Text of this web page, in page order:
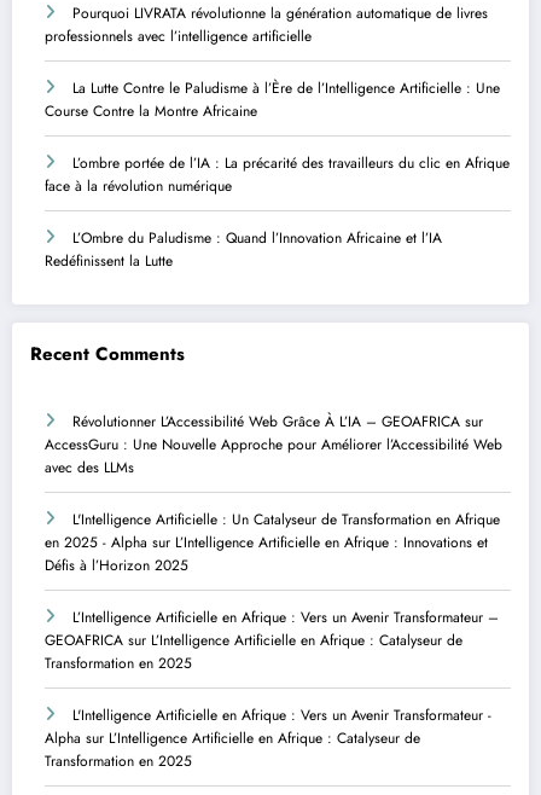
Pourquoi LIVRATA révolutionne la génération automatique de livres
professionnels avec l’intelligence artificielle
La Lutte Contre le Paludisme à l’Ère de l’Intelligence Artificielle : Une
Course Contre la Montre Africaine
L’ombre portée de l’IA : La précarité des travailleurs du clic en Afrique
face à la révolution numérique
L’Ombre du Paludisme : Quand l’Innovation Africaine et l’IA
Redéfinissent la Lutte
Recent Comments
Révolutionner L’Accessibilité Web Grâce À L’IA – GEOAFRICA sur
AccessGuru : Une Nouvelle Approche pour Améliorer l’Accessibilité Web
avec des LLMs
L'Intelligence Artificielle : Un Catalyseur de Transformation en Afrique
en 2025 - Alpha sur L’Intelligence Artificielle en Afrique : Innovations et
Défis à l’Horizon 2025
L’Intelligence Artificielle en Afrique : Vers un Avenir Transformateur –
GEOAFRICA sur L’Intelligence Artificielle en Afrique : Catalyseur de
Transformation en 2025
L'Intelligence Artificielle en Afrique : Vers un Avenir Transformateur -
Alpha sur L’Intelligence Artificielle en Afrique : Catalyseur de
Transformation en 2025